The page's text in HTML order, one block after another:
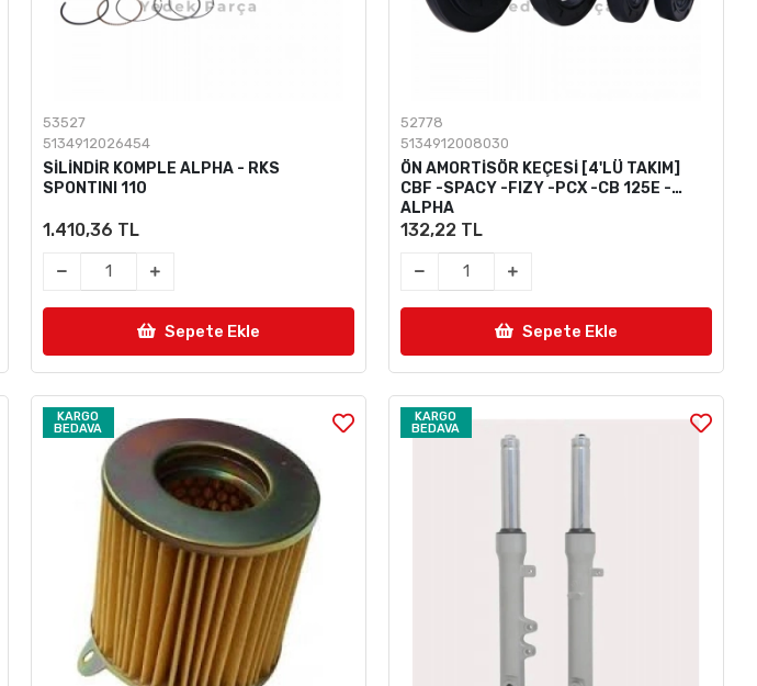
53527
5134912026454
SİLİNDİR KOMPLE ALPHA - RKS
SPONTINI 110
1.410,36 TL
Sepete Ekle
52778
5134912008030
ÖN AMORTİSÖR KEÇESİ [4'LÜ TAKIM]
CBF -SPACY -FIZY -PCX -CB 125E -
ALPHA
132,22 TL
Sepete Ekle
KARGO
BEDAVA
KARGO
BEDAVA